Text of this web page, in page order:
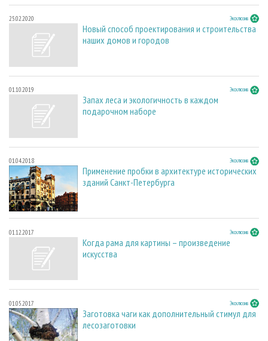
25.02.2020 Эксклюзив
Новый способ проектирования и строительства
наших домов и городов
01.10.2019 Эксклюзив
Запах леса и экологичность в каждом
подарочном наборе
01.04.2018 Эксклюзив
Применение пробки в архитектуре исторических
зданий Санкт-Петербурга
01.12.2017 Эксклюзив
Когда рама для картины – произведение
искусства
01.05.2017 Эксклюзив
Заготовка чаги как дополнительный стимул для
лесозаготовки